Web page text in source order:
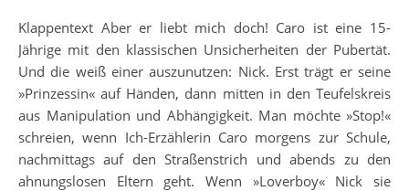
Klappentext Aber er liebt mich doch! Caro ist eine 15-
Jährige mit den klassischen Unsicherheiten der Pubertät.
Und die weiß einer auszunutzen: Nick. Erst trägt er seine
»Prinzessin« auf Händen, dann mitten in den Teufelskreis
aus Manipulation und Abhängigkeit. Man möchte »Stop!«
schreien, wenn Ich-Erzählerin Caro morgens zur Schule,
nachmittags auf den Straßenstrich und abends zu den
ahnungslosen Eltern geht. Wenn »Loverboy« Nick sie